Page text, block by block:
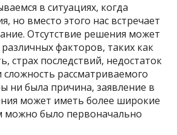
в ситуациях, когда
но вместо этого нас встречает
Отсутствие решения может
факторов, таких как
страх последствий, недостаток
рассматриваемого
ни была причина, заявление в
может иметь более широкие
можно было первоначально